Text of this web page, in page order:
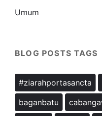
Umum
BLOG POSTS TAGS
#ziarahportasancta
baganbatu